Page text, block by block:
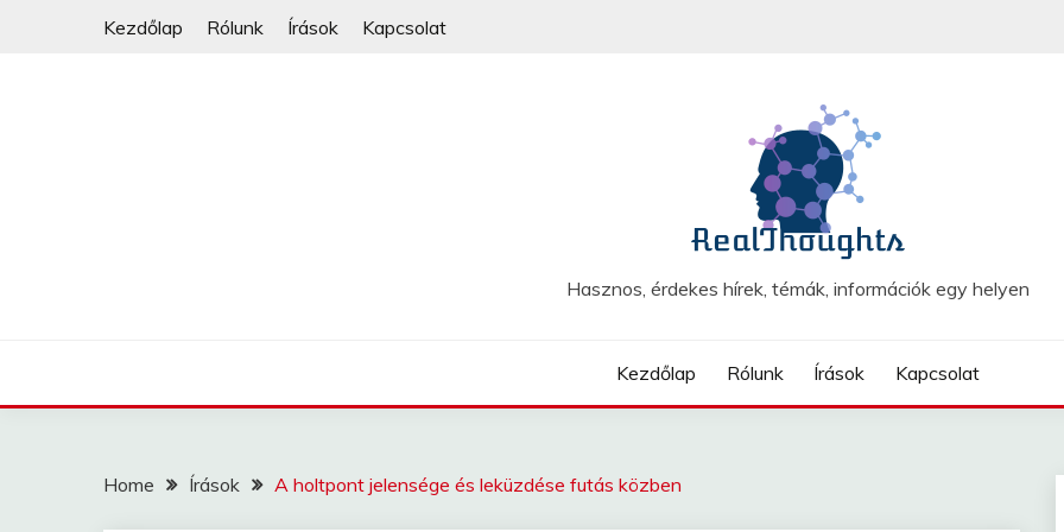
Kezdőlap Rólunk Írások Kapcsolat
Hasznos, érdekes hírek, témák, információk egy helyen
Kezdőlap Rólunk Írások Kapcsolat
Home Írások A holtpont jelensége és leküzdése futás közben